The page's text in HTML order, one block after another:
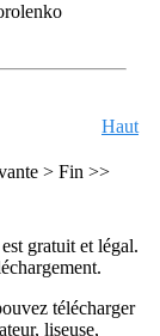
Haut
> Fin >>
gratuit et légal.
télécharger
liseuse,